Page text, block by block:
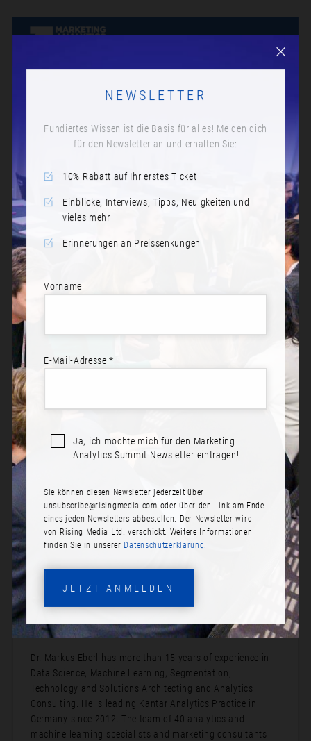
DR. MARKUS EBERL
Rolle:
Senior Director Analytics Practice
Bio:
Dr. Markus Eberl has more than 15 years of experience in
Data Science, Machine Learning, Segmentation,
Technology and Solutions Architecting and Analytics
Consulting. He is leading Kantar Analytics Practice in
Germany since 2012. The team of 40 analytics and
machine learning specialists and marketing consultants
NEWSLETTER
Fundiertes Wissen ist die Basis für alles! Melden dich
für den Newsletter an und erhalten Sie:
10% Rabatt auf Ihr erstes Ticket
Einblicke, Interviews, Tipps, Neuigkeiten und
vieles mehr
Erinnerungen an Preissenkungen
Vorname
E-Mail-Adresse *
Ja, ich möchte mich für den Marketing
Analytics Summit Newsletter eintragen!
Sie können diesen Newsletter jederzeit über
unsubscribe@risingmedia.com oder über den Link am Ende
eines jeden Newsletters abbestellen. Der Newsletter wird
von Rising Media Ltd. verschickt. Weitere Informationen
finden Sie in unserer Datenschutzerklärung.
JETZT ANMELDEN